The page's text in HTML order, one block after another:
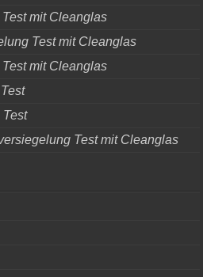
mit Cleanglas
Test mit Cleanglas
mit Cleanglas
Test
Test mit Cleanglas